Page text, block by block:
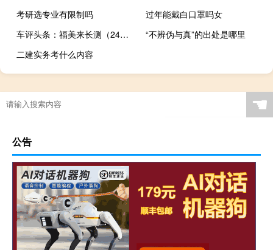
考研选专业有限制吗
过年能戴白口罩吗女
车评头条：福美来长测（24）日记：悬挂详解
“不辨伪与真”的出处是哪里
二建实务考什么内容
☚
公告